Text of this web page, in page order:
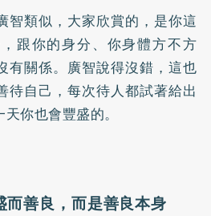
智類似，大家欣賞的，是你這
跟你的身分、你身體方不方
有關係。廣智說得沒錯，這也
待自己，每次待人都試著給出
你也會豐盛的。
而善良，而是善良本身